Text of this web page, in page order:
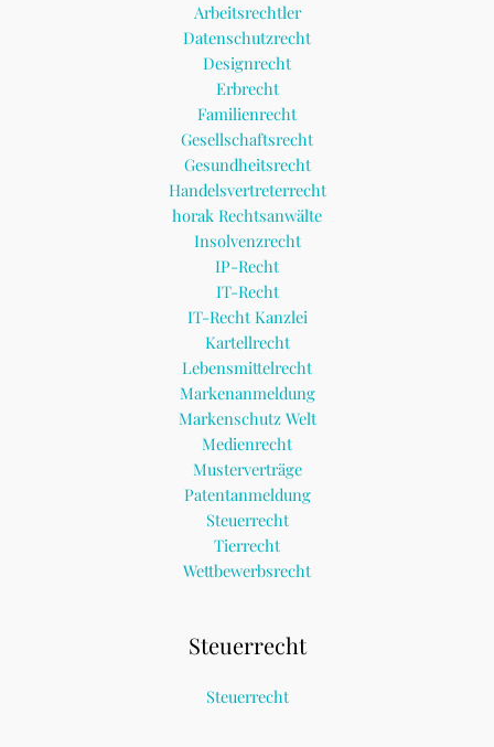
Arbeitsrechtler
Datenschutzrecht
Designrecht
Erbrecht
Familienrecht
Gesellschaftsrecht
Gesundheitsrecht
Handelsvertreterrecht
horak Rechtsanwälte
Insolvenzrecht
IP-Recht
IT-Recht
IT-Recht Kanzlei
Kartellrecht
Lebensmittelrecht
Markenanmeldung
Markenschutz Welt
Medienrecht
Musterverträge
Patentanmeldung
Steuerrecht
Tierrecht
Wettbewerbsrecht
Steuerrecht
Steuerrecht